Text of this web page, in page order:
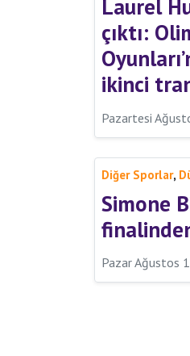
Laurel
çıktı:
ikinci
Pazartesi
Diğer Sporlar,
Simone
Pazar Ağustos